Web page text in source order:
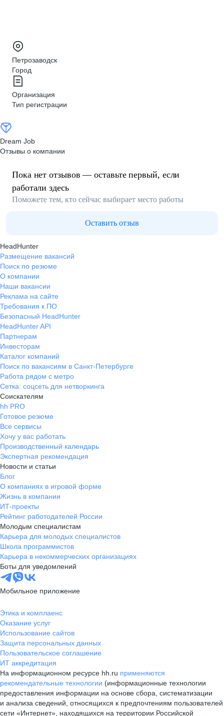
Петрозаводск
Город
Организация
Тип регистрации
Dream Job
Отзывы о компании
Пока нет отзывов — оставьте первый, если
работали здесь
Поможете тем, кто сейчас выбирает место работы
Оставить отзыв
HeadHunter
Размещение вакансий
Поиск по резюме
О компании
Наши вакансии
Реклама на сайте
Требования к ПО
Безопасный HeadHunter
HeadHunter API
Партнерам
Инвесторам
Каталог компаний
Поиск по вакансиям в Санкт-Петербурге
Работа рядом с метро
Сетка: соцсеть для нетворкинга
Соискателям
hh PRO
Готовое резюме
Все сервисы
Хочу у вас работать
Производственный календарь
Экспертная рекомендация
Новости и статьи
Блог
О компаниях в игровой форме
Жизнь в компании
ИТ-проекты
Рейтинг работодателей России
Молодым специалистам
Карьера для молодых специалистов
Школа программистов
Карьера в некоммерческих организациях
Боты для уведомлений
Мобильное приложение
Этика и комплаенс
Оказание услуг
Использование сайтов
Защита персональных данных
Пользовательское соглашение
ИТ аккредитация
На информационном ресурсе hh.ru применяются
рекомендательные технологии (информационные технологии
предоставления информации на основе сбора, систематизации
и анализа сведений, относящихся к предпочтениям пользователей
сети «Интернет», находящихся на территории Российской